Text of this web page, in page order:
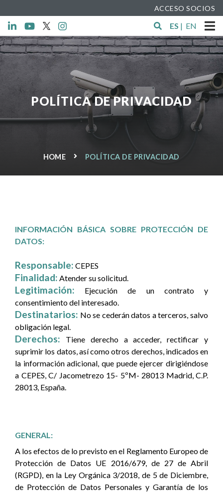
ACCESO SOCIOS
ES | EN
POLÍTICA DE PRIVACIDAD
HOME POLÍTICA DE PRIVACIDAD
INFORMACIÓN BÁSICA SOBRE PROTECCIÓN DE
DATOS:
Responsable: CEPES
Finalidad: Atender su solicitud.
Legitimación: Ejecución de un contrato y
consentimiento del interesado.
Destinatarios: No se cederán datos a terceros, salvo
obligación legal.
Derechos: Tiene derecho a acceder, rectificar y
suprimir los datos, así como otros derechos, indicados en
la información adicional, que puede ejercer dirigiéndose
a CEPES, C/ Jacometrezo 15- 5ºM- 28013 Madrid, C.P.
28013, España.
GENERAL:
A los efectos de lo previsto en el Reglamento Europeo de
Protección de Datos UE 2016/679, de 27 de Abril
(RGPD), en la Ley Orgánica 3/2018, de 5 de Diciembre,
de Protección de Datos Personales y Garantía de los